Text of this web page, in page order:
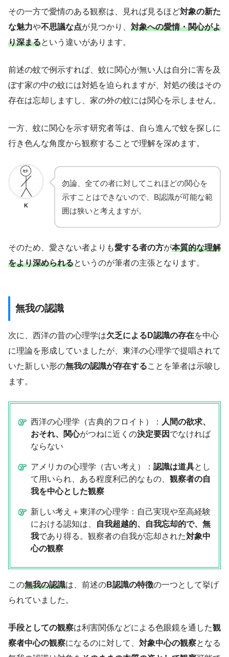
その一方で愛情のある観察は、見れば見るほど対象の新た
な魅力や不思議な点が見つかり、 対象への愛情・関心がよ
り深まるという違いがあります。
前述の蚊で例示すれば、蚊に関心が無い人は自分に害を及
ぼす家の中の蚊には対処を迫られますが、対処の後はその
存在は忘却しますし、家の外の蚊には関心を示しません。
一方、蚊に関心を示す研究者等は、自ら進んで蚊を探しに
行き色んな角度から観察することで理解を深めます。
K
勿論、全ての者に対してこれほどの関心を
示すことはできないので、B認識が可能な範
囲は狭いと考えますが。
そのため、愛さない者よりも愛する者の方が本質的な理解
をより深められるというのが筆者の主張となります。
無我の認識
次に、西洋の昔の心理学は欠乏によるD認識の存在を中心
に理論を形成していましたが、東洋の心理学で提唱されて
いた新しい形の無我の認識が存在することを筆者は示唆し
ます。
西洋の心理学（古典的フロイト）： 人間の欲求、
おそれ、関心がつねに近くの決定要因 でなければ
ならない
アメリカの心理学（古い考え）： 認識は道具とし
て用いられ、ある程度利己的なもの、 観察者の自
我を中心とした観察
新しい考え＋東洋の心理学：自己実現や至高経験
における認知は、
自我超越的、自我忘却的で、無
我であり得る。観察者の自我が忘却された対象中
心の観察
この無我の認識は、前述のB認識の特徴の一つとして挙げ
られていました。
手段としての観察は利害関係などによる色眼鏡を通した観
察者中心の観察になるのに対して、 対象中心の観察となる